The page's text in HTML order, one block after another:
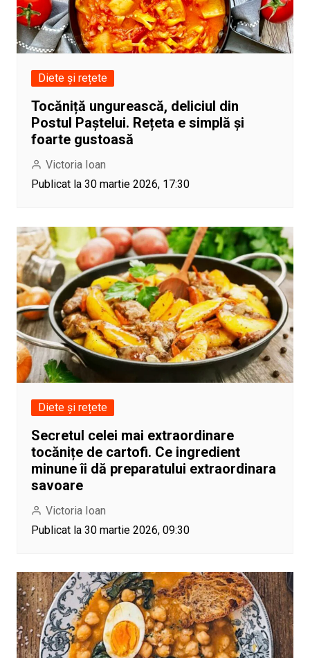
Diete și rețete
Tocăniță ungurească, deliciul din
Postul Paștelui. Rețeta e simplă și
foarte gustoasă
Victoria Ioan
Publicat la 30 martie 2026, 17:30
Diete și rețete
Secretul celei mai extraordinare
tocănițe de cartofi. Ce ingredient
minune îi dă preparatului extraordinara
savoare
Victoria Ioan
Publicat la 30 martie 2026, 09:30